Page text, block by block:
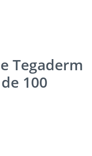
Tegaderm
100